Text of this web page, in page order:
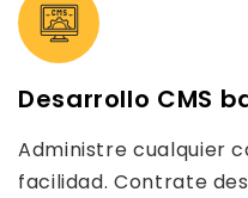
Desarrollo CMS
Administre cualquier
facilidad. Contrate